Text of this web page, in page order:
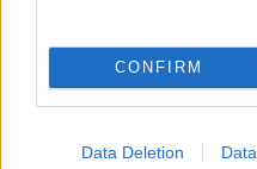
CONFIRM
Data Deletion
προσπάθεια του